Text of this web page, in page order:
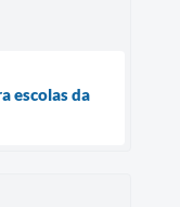
escolas da